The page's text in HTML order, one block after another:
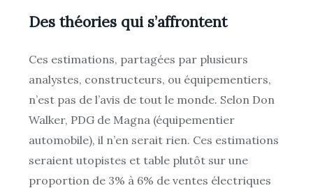
Des théories qui s’affrontent
Ces estimations, partagées par plusieurs
analystes, constructeurs, ou équipementiers,
n’est pas de l’avis de tout le monde. Selon Don
Walker, PDG de Magna (équipementier
automobile), il n’en serait rien. Ces estimations
seraient utopistes et table plutôt sur une
proportion de 3% à 6% de ventes électriques